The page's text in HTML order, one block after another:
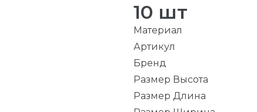
10 шт
Материал
Артикул
Бренд
Размер Высота
Размер Длина